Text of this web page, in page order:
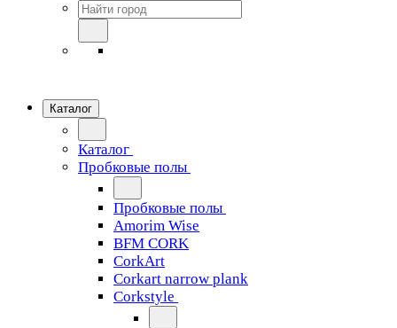
Каталог
Каталог
Пробковые полы
Пробковые полы
Amorim Wise
BFM CORK
CorkArt
Corkart narrow plank
Corkstyle